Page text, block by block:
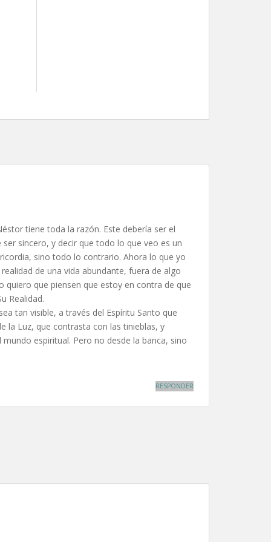
tiene toda la razón. Este debería ser el
sincero, y decir que todo lo que veo es un
sino todo lo contrario. Ahora lo que yo
de una vida abundante, fuera de algo
que piensen que estoy en contra de que
Realidad.
tan visible, a través del Espíritu Santo que
la Luz, que contrasta con las tinieblas, y
espiritual. Pero no desde la banca, sino
RESPONDER